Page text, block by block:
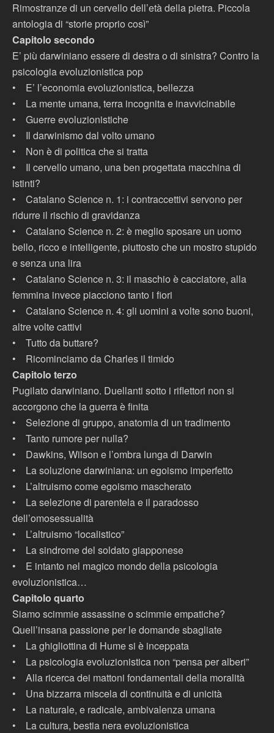
Rimostranze di un cervello dell’età della pietra. Piccola
antologia di “storie proprio così”
Capitolo secondo
E’ più darwiniano essere di destra o di sinistra? Contro la
psicologia evoluzionistica pop
•
E’ l’economia evoluzionistica, bellezza
•
La mente umana, terra incognita e inavvicinabile
•
Guerre evoluzionistiche
•
Il darwinismo dal volto umano
•
Non è di politica che si tratta
•
Il cervello umano, una ben progettata macchina di
istinti?
•
Catalano Science n. 1: i contraccettivi servono per
ridurre il rischio di gravidanza
•
Catalano Science n. 2: è meglio sposare un uomo
bello, ricco e intelligente, piuttosto che un mostro stupido
e senza una lira
•
Catalano Science n. 3: il maschio è cacciatore, alla
femmina invece piacciono tanto i fiori
•
Catalano Science n. 4: gli uomini a volte sono buoni,
altre volte cattivi
•
Tutto da buttare?
•
Ricominciamo da Charles il timido
Capitolo terzo
Pugilato darwiniano. Duellanti sotto i riflettori non si
accorgono che la guerra è finita
•
Selezione di gruppo, anatomia di un tradimento
•
Tanto rumore per nulla?
•
Dawkins, Wilson e l’ombra lunga di Darwin
•
La soluzione darwiniana: un egoismo imperfetto
•
L’altruismo come egoismo mascherato
•
La selezione di parentela e il paradosso
dell’omosessualità
•
L’altruismo “localistico”
•
La sindrome del soldato giapponese
•
E intanto nel magico mondo della psicologia
evoluzionistica…
Capitolo quarto
Siamo scimmie assassine o scimmie empatiche?
Quell’insana passione per le domande sbagliate
•
La ghigliottina di Hume si è inceppata
•
La psicologia evoluzionistica non “pensa per alberi”
•
Alla ricerca dei mattoni fondamentali della moralità
•
Una bizzarra miscela di continuità e di unicità
•
La naturale, e radicale, ambivalenza umana
•
La cultura, bestia nera evoluzionistica